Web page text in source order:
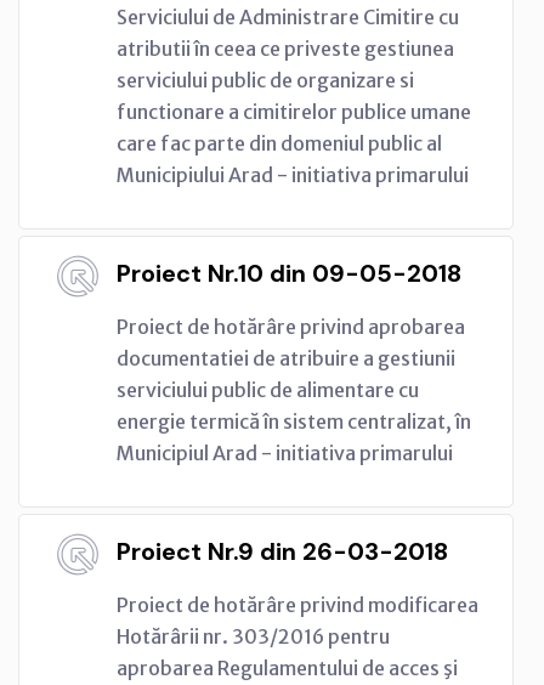
Serviciului de Administrare Cimitire cu
atributii în ceea ce priveste gestiunea
serviciului public de organizare si
functionare a cimitirelor publice umane
care fac parte din domeniul public al
Municipiului Arad - initiativa primarului
Proiect Nr.10 din 09-05-2018
Proiect de hotărâre privind aprobarea
documentatiei de atribuire a gestiunii
serviciului public de alimentare cu
energie termică în sistem centralizat, în
Municipiul Arad - initiativa primarului
Proiect Nr.9 din 26-03-2018
Proiect de hotărâre privind modificarea
Hotărârii nr. 303/2016 pentru
aprobarea Regulamentului de acces şi